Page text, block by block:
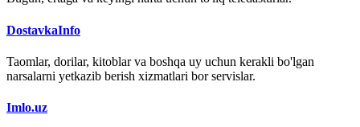
DostavkaInfo
Taomlar, dorilar, kitoblar va boshqa uy uchun kerakli bo'lgan
narsalarni yetkazib berish xizmatlari bor servislar.
Imlo.uz